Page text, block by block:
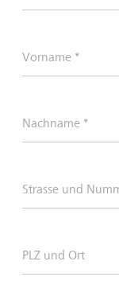
Vorname *
Nachname *
Strasse und
PLZ und Ort